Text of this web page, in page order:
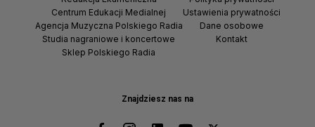
Znajdziesz nas na
Centrum Edukacji Medialnej
Agencja Muzyczna Polskiego Radia
Studia nagraniowe i koncertowe
Sklep Polskiego Radia
Ustawienia prywatności
Dane osobowe
Kontakt